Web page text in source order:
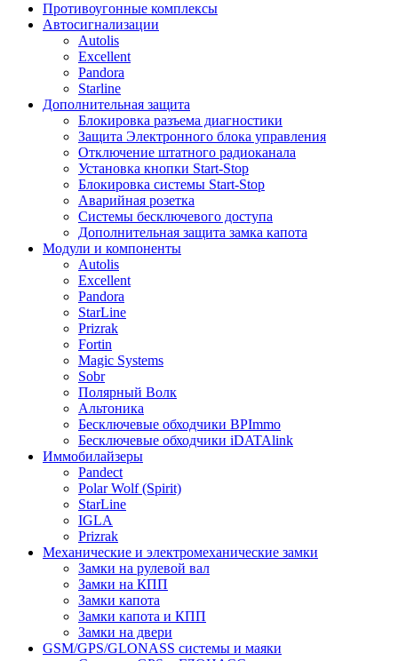
Противоугонные комплексы
Автосигнализации
Autolis
Excellent
Pandora
Starline
Дополнительная защита
Блокировка разъема диагностики
Защита Электронного блока управления
Отключение штатного радиоканала
Установка кнопки Start-Stop
Блокировка системы Start-Stop
Аварийная розетка
Системы бесключевого доступа
Дополнительная защита замка капота
Модули и компоненты
Autolis
Excellent
Pandora
StarLine
Prizrak
Fortin
Magic Systems
Sobr
Полярный Волк
Альтоника
Бесключевые обходчики BPImmo
Бесключевые обходчики iDATAlink
Иммобилайзеры
Pandect
Polar Wolf (Spirit)
StarLine
IGLA
Prizrak
Механические и электромеханические замки
Замки на рулевой вал
Замки на КПП
Замки капота
Замки капота и КПП
Замки на двери
GSM/GPS/GLONASS системы и маяки